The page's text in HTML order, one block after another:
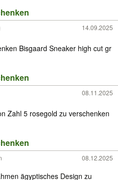
14.09.2025
Bisgaard Sneaker high cut gr
08.11.2025
Zahl 5 rosegold zu verschenken
08.12.2025
ägyptisches Design zu